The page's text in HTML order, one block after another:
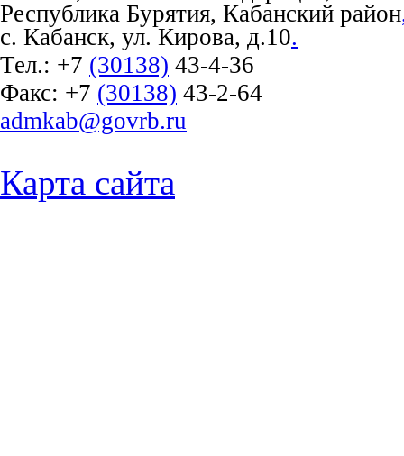
Республика Бурятия, Кабанский район
с. Кабанск, ул. Кирова, д.10.
Тел.: +7 (30138) 43-4-36
Факс: +7 (30138) 43-2-64
admkab@govrb.ru
Карта сайта